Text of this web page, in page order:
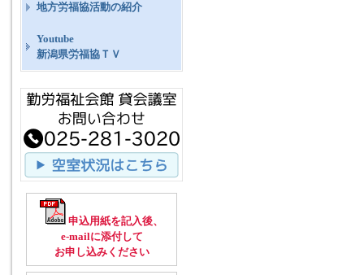
地方労福協活動の紹介
Youtube
新潟県労福協ＴＶ
申込用紙を記入後、
e-mailに添付して
お申し込みください